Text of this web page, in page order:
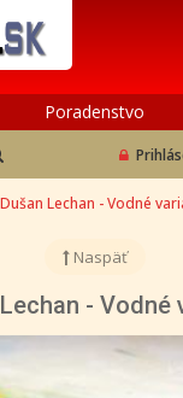
Poradenstvo
Dušan Lechan - Vodné
Naspäť
- Vodné